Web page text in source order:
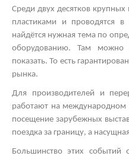
Среди двух десятков
пластиками и проводятся
найдётся нужная тема по
оборудованию. Там можно
показать. То есть
рынка.
Для производителей и
работают на международном
посещение зарубежных
поездка за границу, а
Большинство этих событий